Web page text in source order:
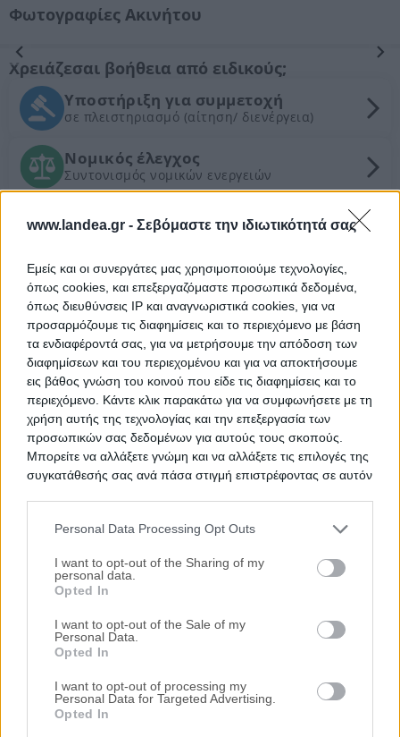
www.landea.gr - Σεβόμαστε την ιδιωτικότητά σας
Εμείς και οι συνεργάτες μας χρησιμοποιούμε τεχνολογίες,
όπως cookies, και επεξεργαζόμαστε προσωπικά δεδομένα,
όπως διευθύνσεις IP και αναγνωριστικά cookies, για να
προσαρμόζουμε τις διαφημίσεις και το περιεχόμενο με βάση
τα ενδιαφέροντά σας, για να μετρήσουμε την απόδοση των
διαφημίσεων και του περιεχομένου και για να αποκτήσουμε
εις βάθος γνώση του κοινού που είδε τις διαφημίσεις και το
περιεχόμενο. Κάντε κλικ παρακάτω για να συμφωνήσετε με τη
χρήση αυτής της τεχνολογίας και την επεξεργασία των
προσωπικών σας δεδομένων για αυτούς τους σκοπούς.
Μπορείτε να αλλάξετε γνώμη και να αλλάξετε τις επιλογές της
συγκατάθεσής σας ανά πάσα στιγμή επιστρέφοντας σε αυτόν
services and may gather and store information including but
not limited to your visit or usage behaviour. You may click to
grant or deny consent to Google and its third-party tags to
use your data for below specified purposes in below Google
consent section.
Personal Data Processing Opt Outs
I want to opt-out of the Sharing of my
personal data.
Opted In
I want to opt-out of the Sale of my
Personal Data.
Opted In
I want to opt-out of processing my
Personal Data for Targeted Advertising.
Opted In
Φωτογραφίες Ακινήτου
Προηγούμενη
Επόμενη
Χρειάζεσαι βοήθεια από ειδικούς;
Υποστήριξη για συμμετοχή
σε πλειστηριασμό (αίτηση/ διενέργεια)
Νομικός έλεγχος
Συντονισμός νομικών ενεργειών
Τεχνικός έλεγχος και εκτίμηση
εμπορικής αξίας ακινήτου
Θέλεις Τραπεζική Χρηματοδότηση;
Ζητήστε χρηματοδότηση για την απόκτηση του
συγκεκριμένου ακινήτου
Προτεινόμενα Ακίνητα
Διαμέρισμα 108 τ.μ.
Αράτου, Κάτω Αχαία, Νομός Αχαίας
Μονοκατοικία 102 τ.μ. και αποθήκη
20 τ.μ.
Κάτω Αλισσός, Κάτω Αχαία, Νομός Αχαίας
Διαμέρισμα 62 τ.μ.
Νομός Αχαίας
Πρώτη Προσφορά: 61.000€